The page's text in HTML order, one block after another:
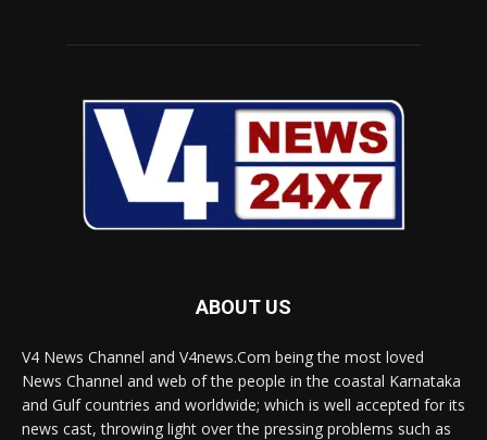
ABOUT US
V4 News Channel and V4news.Com being the most loved
News Channel and web of the people in the coastal Karnataka
and Gulf countries and worldwide; which is well accepted for its
news cast, throwing light over the pressing problems such as